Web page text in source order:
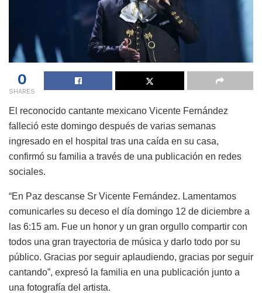
0
SHARES
El reconocido cantante mexicano Vicente Fernández
falleció este domingo después de varias semanas
ingresado en el hospital tras una caída en su casa,
confirmó su familia a través de una publicación en redes
sociales.
“En Paz descanse Sr Vicente Fernández. Lamentamos
comunicarles su deceso el día domingo 12 de diciembre a
las 6:15 am. Fue un honor y un gran orgullo compartir con
todos una gran trayectoria de música y darlo todo por su
público. Gracias por seguir aplaudiendo, gracias por seguir
cantando”, expresó la familia en una publicación junto a
una fotografía del artista.